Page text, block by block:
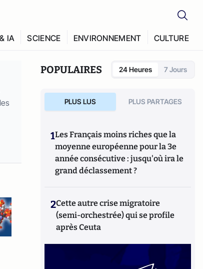
IA SCIENCE ENVIRONNEMENT CULTURE
POPULAIRES 24 Heures 7 Jours
PLUS LUS PLUS PARTAGES
1Les Français moins riches que la
moyenne européenne pour la 3e
année consécutive : jusqu'où ira le
grand déclassement ?
2Cette autre crise migratoire
(semi-orchestrée) qui se profile
après Ceuta